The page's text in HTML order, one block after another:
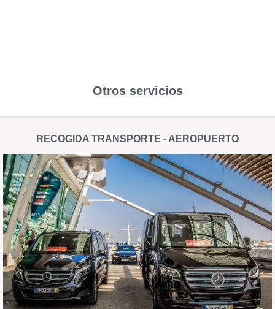
Otros servicios
RECOGIDA TRANSPORTE - AEROPUERTO